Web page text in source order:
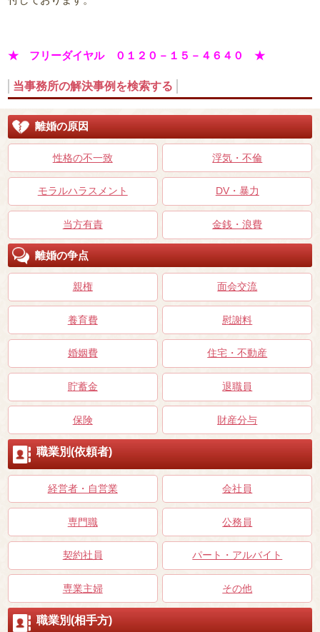
★ フリーダイヤル ０１２０－１５－４６４０ ★
当事務所の解決事例を検索する
離婚の原因
性格の不一致 浮気・不倫
モラルハラスメント DV・暴力
当方有責 金銭・浪費
離婚の争点
親権 面会交流
養育費 慰謝料
婚姻費 住宅・不動産
貯蓄金 退職員
保険 財産分与
職業別(依頼者)
経営者・自営業 会社員
専門職 公務員
契約社員 パート・アルバイト
専業主婦 その他
職業別(相手方)